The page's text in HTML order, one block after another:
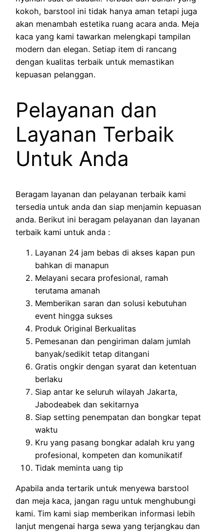
kokoh, barstool ini tidak hanya aman tetapi juga
akan menambah estetika ruang acara anda. Meja
kaca yang kami tawarkan melengkapi tampilan
modern dan elegan. Setiap item di rancang
dengan kualitas terbaik untuk memastikan
kepuasan pelanggan.
Pelayanan dan
Layanan Terbaik
Untuk Anda
Beragam layanan dan pelayanan terbaik kami
tersedia untuk anda dan siap menjamin kepuasan
anda. Berikut ini beragam pelayanan dan layanan
terbaik kami untuk anda :
Layanan 24 jam bebas di akses kapan pun
bahkan di manapun
Melayani secara profesional, ramah
terutama amanah
Memberikan saran dan solusi kebutuhan
event hingga sukses
Produk Original Berkualitas
Pemesanan dan pengiriman dalam jumlah
banyak/sedikit tetap ditangani
Gratis ongkir dengan syarat dan ketentuan
berlaku
Siap antar ke seluruh wilayah Jakarta,
Jabodeabek dan sekitarnya
Siap setting penempatan dan bongkar tepat
waktu
Kru yang pasang bongkar adalah kru yang
profesional, kompeten dan komunikatif
Tidak meminta uang tip
Apabila anda tertarik untuk menyewa barstool
dan meja kaca, jangan ragu untuk menghubungi
kami. Tim kami siap memberikan informasi lebih
lanjut mengenai harga sewa yang terjangkau dan